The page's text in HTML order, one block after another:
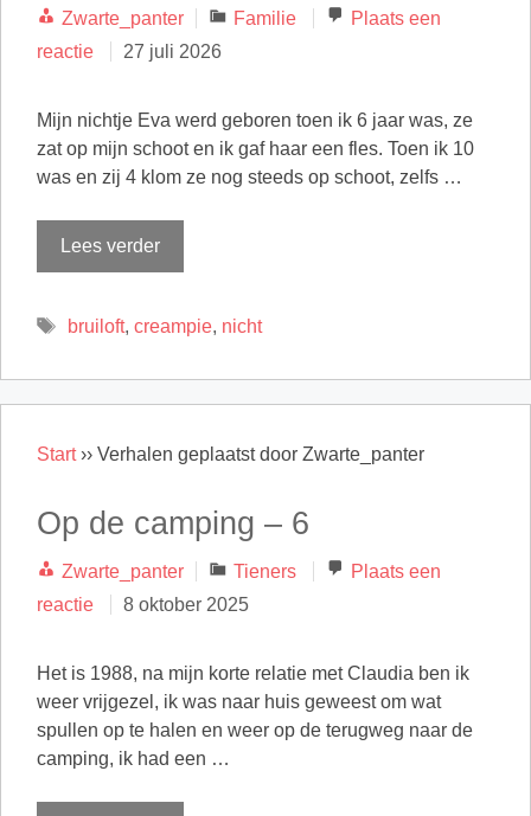
Zwarte_panter Categorieën
Familie
Plaats een
reactie
27 juli 2026
Mijn nichtje Eva werd geboren toen ik 6 jaar was, ze
zat op mijn schoot en ik gaf haar een fles. Toen ik 10
was en zij 4 klom ze nog steeds op schoot, zelfs …
Lees verder
Tags
bruiloft, creampie, nicht
Start›› Verhalen geplaatst door Zwarte_panter
Op de camping – 6
Zwarte_panter Categorieën
Tieners
Plaats een
reactie
8 oktober 2025
Het is 1988, na mijn korte relatie met Claudia ben ik
weer vrijgezel, ik was naar huis geweest om wat
spullen op te halen en weer op de terugweg naar de
camping, ik had een …